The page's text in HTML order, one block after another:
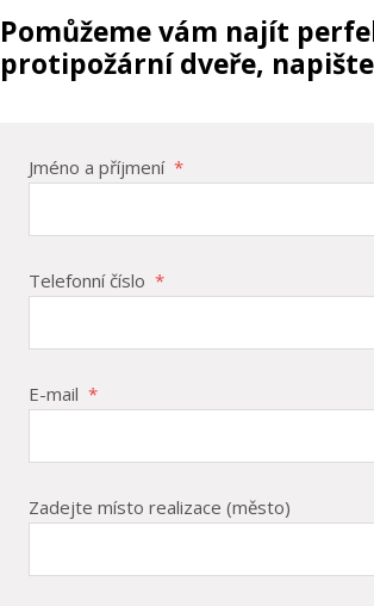
Pomůžeme vám najít
protipožární dveře,
Jméno a příjmení *
Telefonní číslo *
E-mail *
Zadejte místo realizace (město)